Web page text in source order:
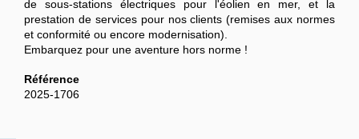
de sous-stations électriques pour l'éolien en mer, et la
prestation de services pour nos clients (remises aux normes
et conformité ou encore modernisation).
Embarquez pour une aventure hors norme !
Référence
2025-1706